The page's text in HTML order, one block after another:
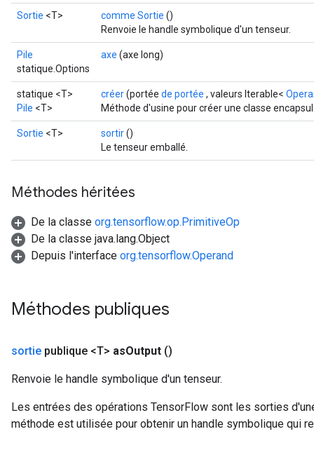
Sortie <T> comme Sortie ()
Renvoie le handle symbolique d'un tenseur.
Pile
statique.Options
axe (axe long)
statique <T>
Pile <T>
créer(portée de portée , valeurs Iterable<
Méthode d'usine pour créer une classe
Sortie <T> sortir()
Le tenseur emballé.
Méthodes héritées
De la classe org.tensorflow.op.PrimitiveOp
De la classe java.lang.Object
Depuis l'interface org.tensorflow.Operand
Méthodes publiques
sortie publique <T> asOutput ()
Renvoie le handle symbolique d'un tenseur.
Les entrées des opérations TensorFlow sont les sorties
méthode est utilisée pour obtenir un handle symbolique qui